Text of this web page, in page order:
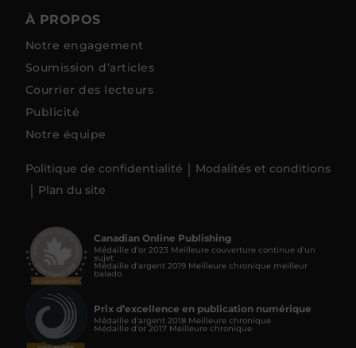
À PROPOS
Notre engagement
Soumission d’articles
Courrier des lecteurs
Publicité
Notre équipe
Politique de confidentialité
Modalités et conditions
Plan du site
Canadian Online Publishing
Médaille d’or 2023 Meilleure couverture continue d'un
sujet
Médaille d’argent 2019 Meilleure chronique meilleur
balado
Prix d’excellence en publication numérique
Médaille d’argent 2018 Meilleure chronique
Médaille d’or 2017 Meilleure chronique